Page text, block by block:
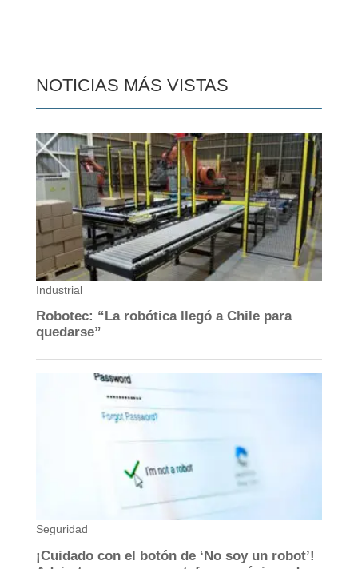
NOTICIAS MÁS VISTAS